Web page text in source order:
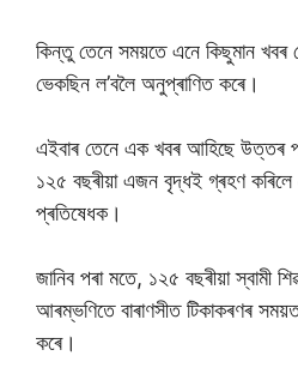
কিন্তু তেনে সময়তে এনে কিছুমান
ভেকছিন ল’বলৈ অনুপ্ৰাণিত কৰে।
এইবাৰ তেনে এক খবৰ আহিছে উত্তৰ
১২৫ বছৰীয়া এজন বৃদ্ধই গ্ৰহণ কৰিলে
প্ৰতিষেধক।
জানিব পৰা মতে, ১২৫ বছৰীয়া স্বামী
আৰম্ভণিতে বাৰাণসীত টিকাকৰণৰ
কৰে।